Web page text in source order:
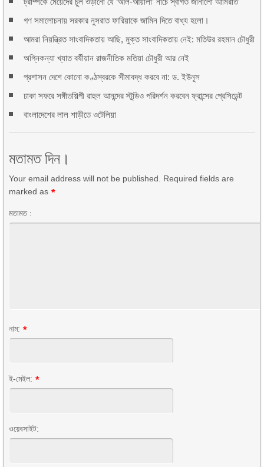
গণ সমালোচনায় সরকার নুসরাত ফারিয়াকে জামিন দিতে বাধ্য হলো।
আমরা নিয়ন্ত্রিত সাংবাদিকতায় আছি, মুক্ত সাংবাদিকতায় নেই: মতিউর রহমান চৌধুরী
অগ্নিকন্যা খ্যাত বর্ষীয়ান রাজনীতিক মতিয়া চৌধুরী আর নেই
প্রশাসন দেশে কোনো কণ্ঠস্বরকে সীমাবদ্ধ করবে না: ড. ইউনূস
ঢাকা সফরে সঙ্গীতশিল্পী রাহুল আনন্দের স্টুডিও পরিদর্শন করবেন ফ্রান্সের প্রেসিডেন্ট
বাংলাদেশের লাল শাড়ীতে ওটেলিয়া
মতামত দিন।
Your email address will not be published. Required fields are
marked as *
মতামত :
নাম: *
ই-মেইল: *
ওয়েবসাইট: